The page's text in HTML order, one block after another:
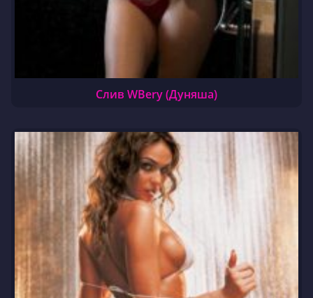
Слив WBery (Дуняша)